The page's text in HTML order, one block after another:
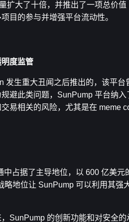
扩大了十倍，并推出了一项总价
目的参与并增强平台流动性。
度监管
发生重大丑闻之后推出的，该平
避此类问题，SunPump 平台纳
易相关的风险，尤其是在 meme
中占据了主导地位，以 600 亿美元
略地位让 SunPump 可以利用其强
SunPump 的创新功能和对安全